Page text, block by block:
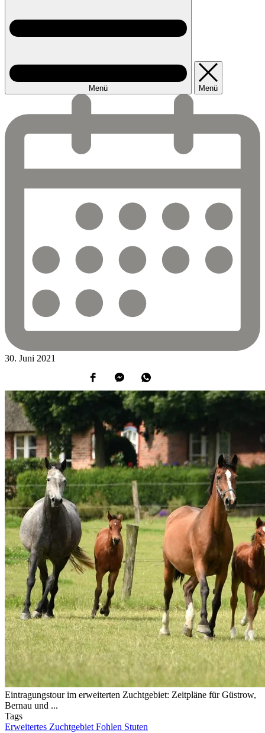
Menü Menü
30. Juni 2021
Eintragungstour im erweiterten Zuchtgebiet: Zeitpläne für Güstrow,
Bernau und ...
Tags
Erweitertes Zuchtgebiet Fohlen Stuten